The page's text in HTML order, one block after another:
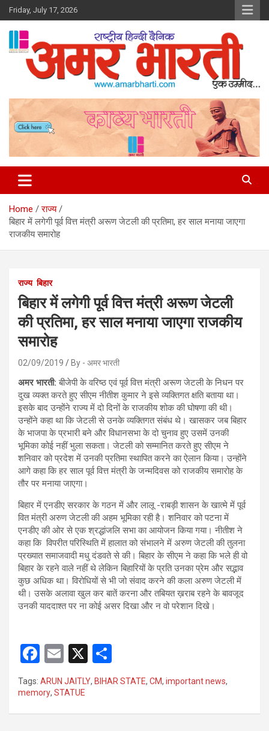
Skip
to
content
Friday, July 17, 2026
Amar Bharti Media Group
Home
राज्य
बिहार में लगेगी पूर्व वित्त मंत्री अरूण जेटली की प्रतिमा, हर साल मनाया जाएगा
राजकीय समारोह
राज्य बिहार
बिहार में लगेगी पूर्व वित्त मंत्री अरूण जेटली
की प्रतिमा, हर साल मनाया जाएगा राजकीय
समारोह
02/09/2019 By - अमर भारती
अमर भारती:बीजेपी के वरिष्ठ एवं पूर्व वित्त मंत्री अरूण जेटली के निधन पर
दुख व्यक्त करते हुए सीएम नीतीश कुमार ने इसे व्यक्तिगत क्षति बताया था।
इसके बाद उन्होंने राज्य में दो दिनों के राजकीय शोक की घोषणा की थी।
उन्होंने कहा था कि जेटली से उनके व्यक्तिगत संबंध थे। खासकर जब बिहार
के भाजपा के प्रभारी बने और विधानसभा के दो चुनाव हुए उसमें उनकी
भूमिका कोई नहीं भुला सकता। जेटली को सम्मानित करते हुए सीएम ने
शनिवार को प्रदेश में उनकी प्रतिमा स्थापित करने का ऐलान किया। उन्होंने
आगे कहा कि हर साल पूर्व वित्त मंत्री के जन्मदिवस को राजकीय समारोह के
तौर पर मनाया जाएगा।
बिहार में एनडीए सरकार के गठन में और लालू -राबड़ी शासन के खात्मे में पूर्व
वित मंत्री अरुण जेटली की अहम भूमिका रही है। शनिवार को पटना में
एनडीए की ओर से एक श्रद्धांजलि सभा का आयोजन किया गया। नीतीश ने
कहा कि विपरीत परिस्थिति में हालात को संभालने में अरुण जेटली की तुलना
प्रख्यात समाजवादी मधु दंडवते से की। बिहार के सीएम ने कहा कि भले ही वो
बिहार के रहने वाले नहीं थे लेकिन बिहारियों के प्रति उनका प्रेम और सद्भाव
कुछ अधिक था। विरोधियों से भी जो संवाद करने की कला अरुण जेटली में
थी। उसके अलावा खुल कर बातें करना और तबियत ख़राब रहने के बावजूद
उनकी याददाश्त पर ना कोई असर दिखा और न वो परेशान दिखे।
F
a
ce
b
E
m
ail
X
h
ar
e
Tags: ARUN JAITLY, BIHAR STATE, CM, important news,
memory, STATUE